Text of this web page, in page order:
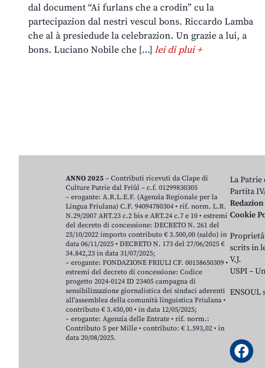
dal document “Ai furlans che a crodin” cu la
partecipazion dal nestri vescul bons. Riccardo Lamba
che al à presiedude la celebrazion. Un grazie a lui, a
bons. Luciano Nobile che […] lei di plui +
La
Partita
Redazion
Cookie
scrits in
V.J.
USPI –
ENSOUL
ANNO 2025 – Contributi ricevuti da Clape di
Culture Patrie dal Friûl – c.f. 01299830305
– erogante: A.R.L.E.F. (Agenzia Regionale per la
Lingua Friulana) C.F. 94094780304 • rif. norm. L.R.
N.29/2007 ART.23 c.2 bis e ART.24 c.7 e 10 • estremi
del decreto di concessione: DECRETO N. 261 del
25/10/2022 importo contributo € 3.500,00 (saldo) in
data 06/11/2025 • DECRETO N. 173 del 27/06/2025 €
34.842,23 in data 31/07/2025;
– erogante: FONDAZIONE FRIULI CF. 00158650309 •
estremi del decreto di concessione: Codice
progetto 2024-0124 ID 23405 campagna di
sensibilizzazione giornalistica dei sindaci aderenti
all’assemblea della comunità linguistica Friulana •
contributo € 3.450,00 • in data 12/05/2025;
– erogante: Agenzia delle Entrate • rif. norm.:
Contributo 5 per Mille • contributo: € 1.593,02 • in
data 20/08/2025.